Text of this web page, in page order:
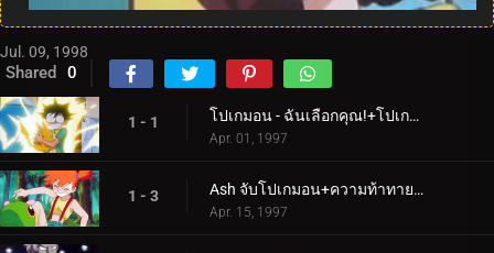
Jul. 09, 1998
Shared 0
1 - 1 โปเกมอน - ฉันเลือกคุณ!+โปเกมอนฉุกเฉิน!
Apr. 01, 1997
1 - 3 Ash จับโปเกมอน+ความท้าทายของซามูไร
Apr. 15, 1997